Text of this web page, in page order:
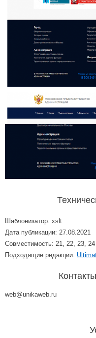
Шаблонизатор: xslt
Дата публикации: 27.08.2021
Совместимость: 21, 22, 23, 24
Подходящие редакции:
web@unikaweb.ru